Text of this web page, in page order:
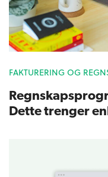
FAKTURERING OG
Dette trenger